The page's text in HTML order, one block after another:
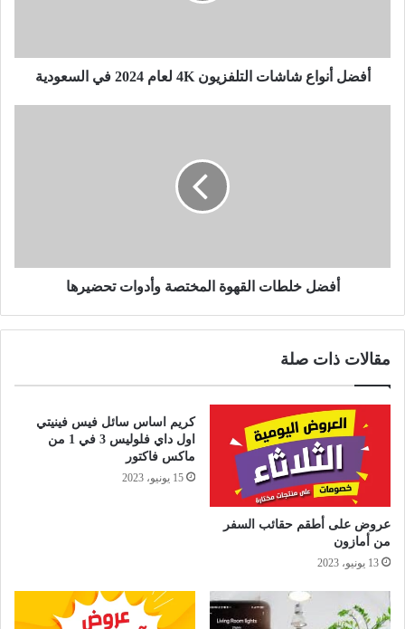
أفضل أنواع شاشات التلفزيون 4K لعام 2024 في السعودية
أفضل خلطات القهوة المختصة وأدوات تحضيرها
مقالات ذات صلة
عروض على أطقم حقائب السفر
من أمازون
13 يونيو، 2023
كريم اساس سائل فيس فينيتي
اول داي فلوليس 3 في 1 من
ماكس فاكتور
15 يونيو، 2023